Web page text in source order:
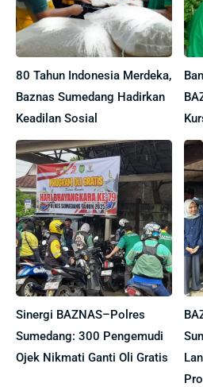
80 Tahun Indonesia Merdeka,
Baznas Sumedang Hadirkan
Keadilan Sosial
Sinergi BAZNAS–Polres
Sumedang: 300 Pengemudi
Ojek Nikmati Ganti Oli Gratis